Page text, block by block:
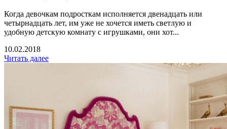
Когда девочкам подросткам исполняется двенадцать или
четырнадцать лет, им уже не хочется иметь светлую и
удобную детскую комнату с игрушками, они хот...
10.02.2018
Читать далее